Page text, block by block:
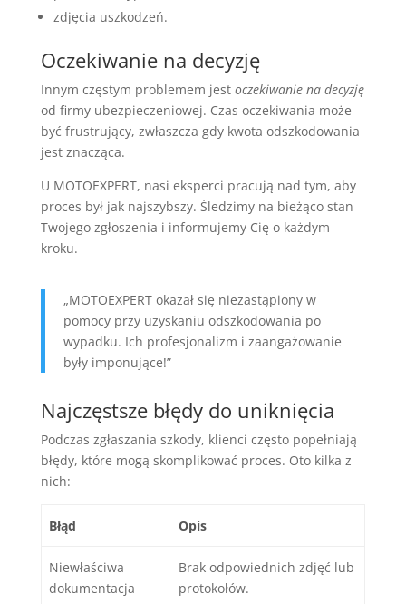
zdjęcia uszkodzeń.
Oczekiwanie na decyzję
Innym częstym problemem jest oczekiwanie na decyzję
od firmy ubezpieczeniowej. Czas oczekiwania może
być frustrujący, zwłaszcza gdy kwota odszkodowania
jest znacząca.
U MOTOEXPERT, nasi eksperci pracują nad tym, aby
proces był jak najszybszy. Śledzimy na bieżąco stan
Twojego zgłoszenia i informujemy Cię o każdym
kroku.
„MOTOEXPERT okazał się niezastąpiony w
pomocy przy uzyskaniu odszkodowania po
wypadku. Ich profesjonalizm i zaangażowanie
były imponujące!”
Najczęstsze błędy do uniknięcia
Podczas zgłaszania szkody, klienci często popełniają
błędy, które mogą skomplikować proces. Oto kilka z
nich:
Błąd Opis
Niewłaściwa
dokumentacja
Brak odpowiednich zdjęć lub
protokołów.